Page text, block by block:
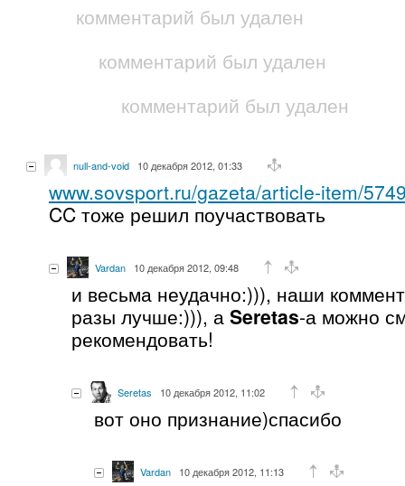
комментарий был удален
комментарий был удален
комментарий был удален
null-and-void 10 декабря 2012, 01:33
www.sovsport.ru/gazeta/article-item/
CC тоже решил поучаствовать
Vardan 10 декабря 2012, 09:48
и весьма неудачно:))), наши
разы лучше:))), а Seretas-а можно
рекомендовать!
Seretas 10 декабря 2012, 11:02
вот оно признание)спасибо
Vardan 10 декабря 2012, 11:13